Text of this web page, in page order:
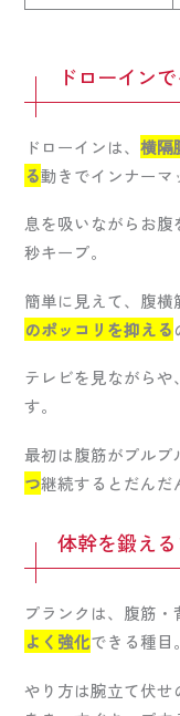
ドローイン
ドローインは、横隔
る動きでインナーマ
息を吸いながらお
秒キープ。
簡単に見えて、腹横
のポッコリを抑える
テレビを見ながら
す。
最初は腹筋がプル
つ継続するとだんだ
体幹を鍛え
プランクは、腹筋
よく強化できる種目。
やり方は腕立て伏